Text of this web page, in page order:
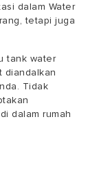
dalam Water
tetapi juga
tank water
diandalkan
Tidak
dalam rumah